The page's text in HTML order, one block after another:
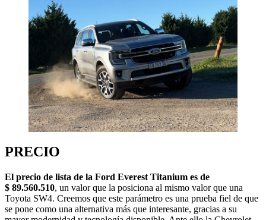
PRECIO
El precio de lista de la Ford Everest Titanium es de
$ 89.560.510, un valor que la posiciona al mismo valor que una
Toyota SW4. Creemos que este parámetro es una prueba fiel de que
se pone como una alternativa más que interesante, gracias a su